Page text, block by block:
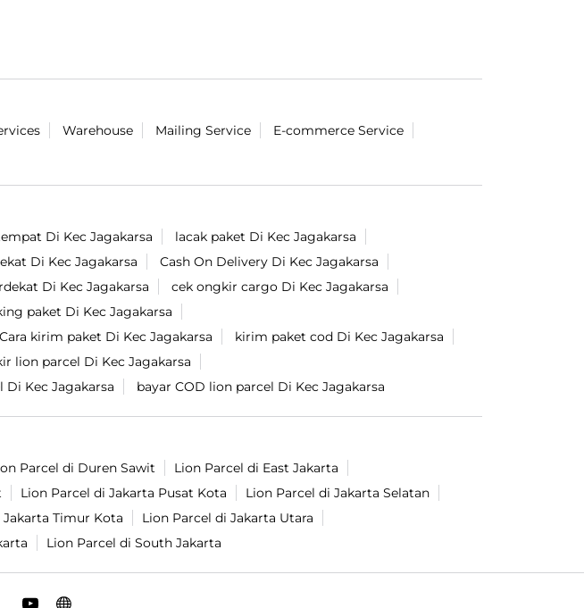
Warehouse Mailing Service
E-commerce Service
Di Kec Jagakarsa
lacak paket Di Kec Jagakarsa
Di Kec Jagakarsa
Cash On Delivery Di Kec Jagakarsa
Di Kec Jagakarsa
cek ongkir cargo Di Kec Jagakarsa
paket Di Kec Jagakarsa
Cara kirim paket Di Kec Jagakarsa
kirim paket cod Di Kec Jagakarsa
lion parcel Di Kec Jagakarsa
Di Kec Jagakarsa bayar COD lion parcel Di Kec Jagakarsa
Parcel di Duren Sawit
Lion Parcel di East Jakarta
Lion Parcel di Jakarta Pusat Kota
Lion Parcel di Jakarta Selatan
Timur Kota
Lion Parcel di Jakarta Utara
Lion Parcel di South Jakarta